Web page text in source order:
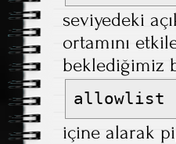
seviyedeki
ortamını
beklediğimiz
allowlist
içine alarak